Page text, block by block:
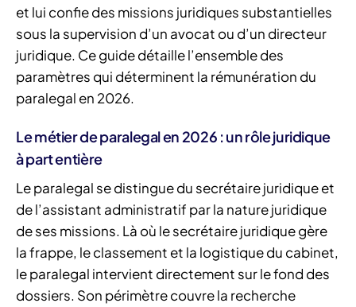
et lui confie des missions juridiques substantielles
sous la supervision d’un avocat ou d’un directeur
juridique. Ce guide détaille l’ensemble des
paramètres qui déterminent la rémunération du
paralegal en 2026.
Le métier de paralegal en 2026 : un rôle juridique
à part entière
Le paralegal se distingue du secrétaire juridique et
de l’assistant administratif par la nature juridique
de ses missions. Là où le secrétaire juridique gère
la frappe, le classement et la logistique du cabinet,
le paralegal intervient directement sur le fond des
dossiers. Son périmètre couvre la recherche